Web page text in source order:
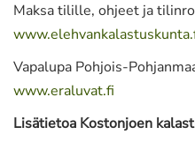
Maksa tilille, ohjeet ja tilinro
Vapalupa Pohjois-
www.eraluvat.fi
Lisätietoa Kostonjoen